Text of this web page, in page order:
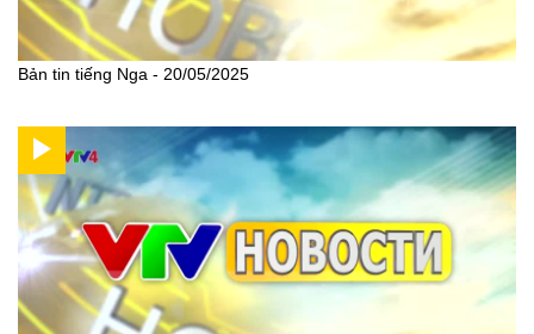
Bản tin tiếng Nga - 20/05/2025